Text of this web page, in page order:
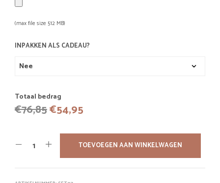
(max file size 512 MB)
INPAKKEN ALS CADEAU?
Totaal bedrag
€76,85Oorspronkelijke
was:
€76,85.
€54,95
is:
€54,95.
TOEVOEGEN AAN WINKELWAGEN